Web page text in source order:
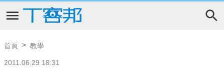
首頁 教學
2011.06.29 18:31